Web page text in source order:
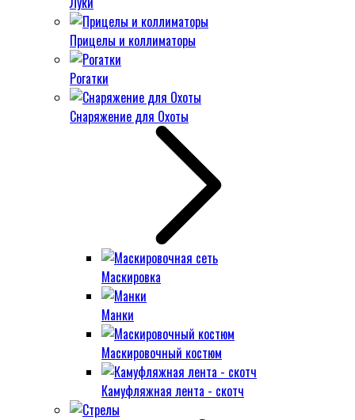
Прицелы и коллиматоры
Рогатки
Снаряжение для Охоты
Маскировка
Манки
Маскировочный костюм
Камуфляжная лента - скотч